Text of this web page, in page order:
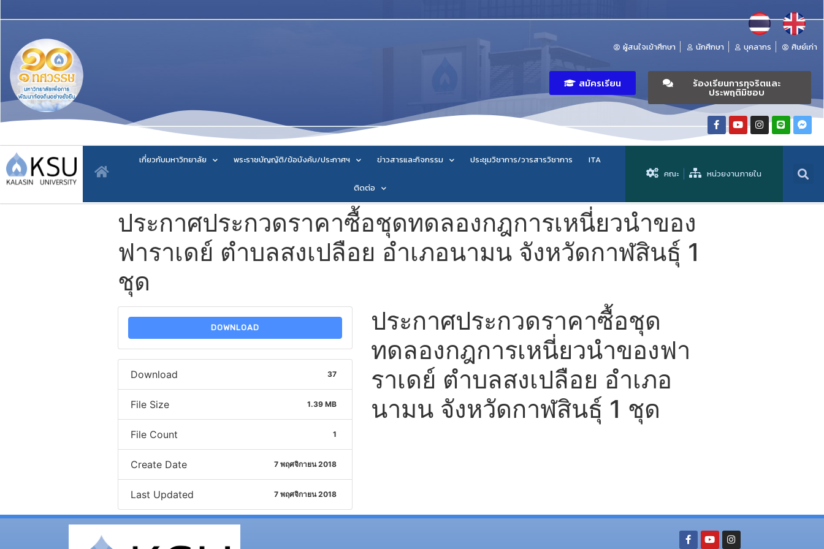
ผู้สนใจเข้าศึกษา นักศึกษา บุคลากร ศิษย์เก่า
สมัครเรียน ร้องเรียนการทุจริตและ
ประพฤติมิชอบ
เกี่ยวกับมหาวิทยาลัย พระราชบัญญัติ/ข้อบังคับ/ประกาศฯ ข่าวสารและกิจกรรม ประชุมวิชาการ/วารสารวิชาการ ITA
ติดต่อ
คณะ หน่วยงานภายใน
ประกาศประกวดราคาซื้อชุดทดลองกฎการเหนี่ยวนำของ
ฟาราเดย์ ตำบลสงเปลือย อำเภอนามน จังหวัดกาฬสินธุ์ 1
ชุด
DOWNLOAD
Download 37
File Size 1.39 MB
File Count 1
Create Date 7 พฤศจิกายน 2018
Last Updated 7 พฤศจิกายน 2018
ประกาศประกวดราคาซื้อชุด
ทดลองกฎการเหนี่ยวนำของฟา
ราเดย์ ตำบลสงเปลือย อำเภอ
นามน จังหวัดกาฬสินธุ์ 1 ชุด